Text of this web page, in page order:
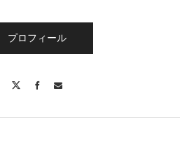
プロフィール